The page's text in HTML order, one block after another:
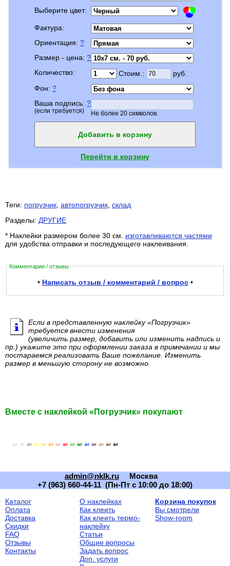
Выберите цвет:
Фактура:
Ориентация: ?
Размер - цена: ?
Количество:
Стоим.:
руб.
Фон: ?
Ваша подпись: ?
(если требуется) Не более 20 символов.
Добавить в корзину
Перейти в корзину
Теги: погрузчик автопогрузчик склад
Разделы: ДРУГИЕ
* Наклейки размером более 30 см. изготавливаются частями
для удобства отправки и последующего наклеивания.
Комментарии / отзывы
• Написать отзыв / комментарий / вопрос•
Если в представленную наклейку «Погрузчик»
требуется внести изменения
(увеличить размер, добавить или изменить надпись и
пр.) укажите это при оформлении заказа в примечании и мы
постараемся реализовать Ваше пожелание. Изменить
размер в меньшую сторону не возможно.
Вместе с наклейкой «Погрузчик» покупают
admin@nklk.ru
Москва
+7 (963) 660-44-11 (Пн-Пт с 10:00 до 18:00)
Каталог
Оплата
Доставка
Скидки
FAQ
Отзывы
Контакты
О наклейках
Как клеить
Как клеить термо-
наклейку
Статьи
Общие вопросы
Задать вопрос
Доп. услуги
Корзина покупок
Вы смотрели
Show-room